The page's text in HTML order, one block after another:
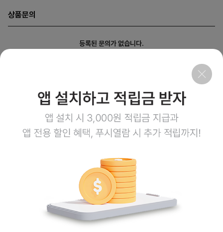
상품문의
등록된 문의가 없습니다.
평일 08:00~17:00
토요일 08:00~12:00